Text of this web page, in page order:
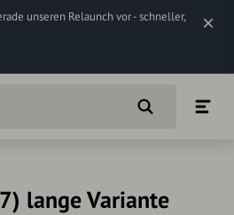
unseren Relaunch vor - schneller,
lange Variante